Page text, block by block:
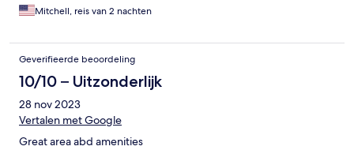
Mitchell, reis van 2 nachten
Geverifieerde beoordeling
10/10 – Uitzonderlijk
28 nov 2023
Vertalen met Google
Great area abd amenities